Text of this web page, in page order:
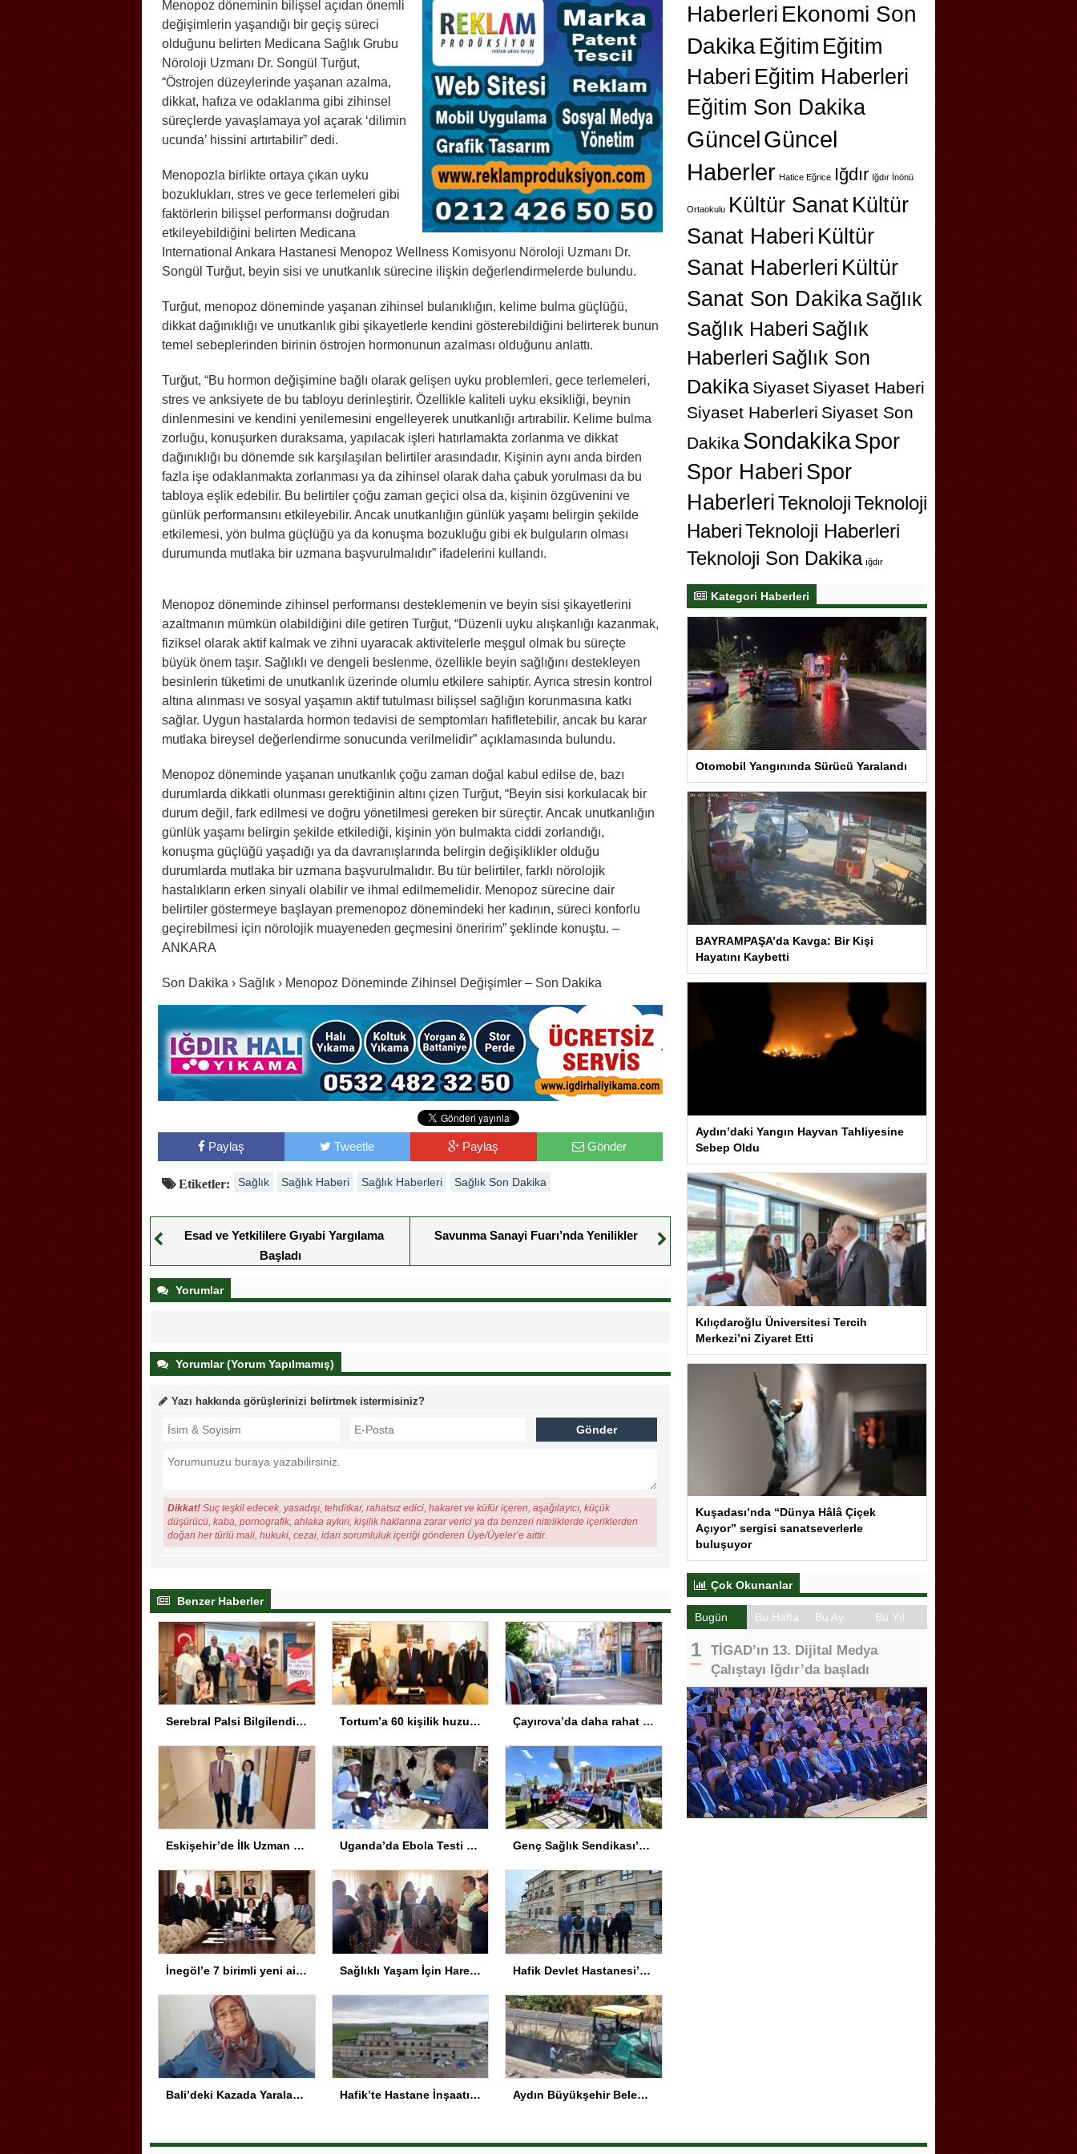
Menopoz döneminin bilişsel açıdan önemli
değişimlerin yaşandığı bir geçiş süreci
olduğunu belirten Medicana Sağlık Grubu
Nöroloji Uzmanı Dr. Songül Turğut,
“Östrojen düzeylerinde yaşanan azalma,
dikkat, hafıza ve odaklanma gibi zihinsel
süreçlerde yavaşlamaya yol açarak ‘dilimin
ucunda’ hissini artırtabilir” dedi.
Menopozla birlikte ortaya çıkan uyku
bozuklukları, stres ve gece terlemeleri gibi
faktörlerin bilişsel performansı doğrudan
etkileyebildiğini belirten Medicana
International Ankara Hastanesi Menopoz Wellness Komisyonu Nöroloji Uzmanı Dr.
Songül Turğut, beyin sisi ve unutkanlık sürecine ilişkin değerlendirmelerde bulundu.
Turğut, menopoz döneminde yaşanan zihinsel bulanıklığın, kelime bulma güçlüğü,
dikkat dağınıklığı ve unutkanlık gibi şikayetlerle kendini gösterebildiğini belirterek bunun
temel sebeplerinden birinin östrojen hormonunun azalması olduğunu anlattı.
Turğut, “Bu hormon değişimine bağlı olarak gelişen uyku problemleri, gece terlemeleri,
stres ve anksiyete de bu tabloyu derinleştirir. Özellikle kaliteli uyku eksikliği, beynin
dinlenmesini ve kendini yenilemesini engelleyerek unutkanlığı artırabilir. Kelime bulma
zorluğu, konuşurken duraksama, yapılacak işleri hatırlamakta zorlanma ve dikkat
dağınıklığı bu dönemde sık karşılaşılan belirtiler arasındadır. Kişinin aynı anda birden
fazla işe odaklanmakta zorlanması ya da zihinsel olarak daha çabuk yorulması da bu
tabloya eşlik edebilir. Bu belirtiler çoğu zaman geçici olsa da, kişinin özgüvenini ve
günlük performansını etkileyebilir. Ancak unutkanlığın günlük yaşamı belirgin şekilde
etkilemesi, yön bulma güçlüğü ya da konuşma bozukluğu gibi ek bulguların olması
durumunda mutlaka bir uzmana başvurulmalıdır” ifadelerini kullandı.
Menopoz döneminde zihinsel performansı desteklemenin ve beyin sisi şikayetlerini
azaltmanın mümkün olabildiğini dile getiren Turğut, “Düzenli uyku alışkanlığı kazanmak,
fiziksel olarak aktif kalmak ve zihni uyaracak aktivitelerle meşgul olmak bu süreçte
büyük önem taşır. Sağlıklı ve dengeli beslenme, özellikle beyin sağlığını destekleyen
besinlerin tüketimi de unutkanlık üzerinde olumlu etkilere sahiptir. Ayrıca stresin kontrol
altına alınması ve sosyal yaşamın aktif tutulması bilişsel sağlığın korunmasına katkı
sağlar. Uygun hastalarda hormon tedavisi de semptomları hafifletebilir, ancak bu karar
mutlaka bireysel değerlendirme sonucunda verilmelidir” açıklamasında bulundu.
Menopoz döneminde yaşanan unutkanlık çoğu zaman doğal kabul edilse de, bazı
durumlarda dikkatli olunması gerektiğinin altını çizen Turğut, “Beyin sisi korkulacak bir
durum değil, fark edilmesi ve doğru yönetilmesi gereken bir süreçtir. Ancak unutkanlığın
günlük yaşamı belirgin şekilde etkilediği, kişinin yön bulmakta ciddi zorlandığı,
konuşma güçlüğü yaşadığı ya da davranışlarında belirgin değişiklikler olduğu
durumlarda mutlaka bir uzmana başvurulmalıdır. Bu tür belirtiler, farklı nörolojik
hastalıkların erken sinyali olabilir ve ihmal edilmemelidir. Menopoz sürecine dair
belirtiler göstermeye başlayan premenopoz dönemindeki her kadının, süreci konforlu
geçirebilmesi için nörolojik muayeneden geçmesini öneririm” şeklinde konuştu. –
ANKARA
Son Dakika › Sağlık › Menopoz Döneminde Zihinsel Değişimler – Son Dakika
Paylaş Tweetle Paylaş Gönder
Etiketler: Sağlık Sağlık Haberi Sağlık Haberleri Sağlık Son Dakika
Esad ve Yetkililere Gıyabi Yargılama
Başladı
Savunma Sanayi Fuarı’nda Yenilikler
Yorumlar
Yorumlar (Yorum Yapılmamış)
Yazı hakkında görüşlerinizi belirtmek istermisiniz?
Dikkat! Suç teşkil edecek, yasadışı, tehditkar, rahatsız edici, hakaret ve küfür içeren, aşağılayıcı, küçük
düşürücü, kaba, pornografik, ahlaka aykırı, kişilik haklarına zarar verici ya da benzeri niteliklerde içeriklerden
doğan her türlü mali, hukuki, cezai, idari sorumluluk içeriği gönderen Üye/Üyeler’e aittir.
Benzer Haberler
Serebral Palsi Bilgilendirme Semineri Eskişehir’de Yapıldı Tortum’a 60 kişilik huzurevi müjdesi Çayırova’da daha rahat bir yaz için vektörle mücadeleye hız verildi
Eskişehir’de İlk Uzman Hekim Uganda’da Ebola Testi Zorunluluğu Kaldırıldı Genç Sağlık Sendikası’ndan Ek Kontenjan Çağrısı
İnegöl’e 7 birimli yeni aile sağlığı merkezi için protokol imzalandı Sağlıklı Yaşam İçin Hareket Yaşı Testleri Hafik Devlet Hastanesi’nde İnşaat Tamamlanıyor
Bali’deki Kazada Yaralanan Genç Türkiye’ye Getirildi Hafik’te Hastane İnşaatı Yüzde 87 Tamamlandı Aydın Büyükşehir Belediyesi, Şehir Hastanesi yolunda çalışmalarını sürdürüyor
Haberleri Ekonomi Son
Dakika Eğitim Eğitim
Haberi Eğitim Haberleri
Eğitim Son Dakika
GüncelGüncel
Haberler Hatice Eğrice Iğdır Iğdır İnönü
Ortaokulu Kültür SanatKültür
Sanat Haberi Kültür
Sanat Haberleri Kültür
Sanat Son DakikaSağlık
Sağlık Haberi Sağlık
Haberleri Sağlık Son
Dakika Siyaset Siyaset Haberi
Siyaset Haberleri Siyaset Son
Dakika SondakikaSpor
Spor Haberi Spor
HaberleriTeknolojiTeknoloji
HaberiTeknoloji Haberleri
Teknoloji Son Dakika ığdır
Kategori Haberleri
Otomobil Yangınında Sürücü Yaralandı
BAYRAMPAŞA’da Kavga: Bir Kişi
Hayatını Kaybetti
Aydın’daki Yangın Hayvan Tahliyesine
Sebep Oldu
Kılıçdaroğlu Üniversitesi Tercih
Merkezi’ni Ziyaret Etti
Kuşadası’nda “Dünya Hâlâ Çiçek
Açıyor” sergisi sanatseverlerle
buluşuyor
Çok Okunanlar
Bugün Bu Hafta Bu Ay Bu Yıl
TİGAD’ın 13. Dijital Medya
Çalıştayı Iğdır’da başladı